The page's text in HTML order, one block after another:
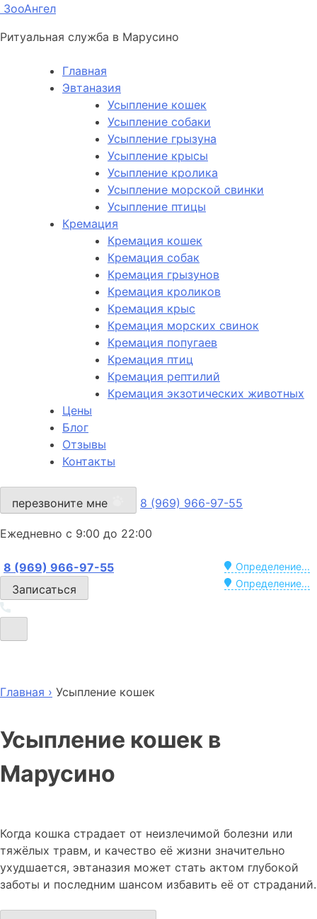
ЗооАнгел
Ритуальная служба в Марусино
Главная
Эвтаназия
Усыпление кошек
Усыпление собаки
Усыпление грызуна
Усыпление крысы
Усыпление кролика
Усыпление морской свинки
Усыпление птицы
Кремация
Кремация кошек
Кремация собак
Кремация грызунов
Кремация кроликов
Кремация крыс
Кремация морских свинок
Кремация попугаев
Кремация птиц
Кремация рептилий
Кремация экзотических животных
Цены
Блог
Отзывы
Контакты
перезвоните мне 8 (969) 966-97-55
Ежедневно с 9:00 до 22:00
Определение...
8 (969) 966-97-55
Определение...
Записаться
Главная › Усыпление кошек
Усыпление кошек в
Марусино
Когда кошка страдает от неизлечимой болезни или
тяжёлых травм, и качество её жизни значительно
ухудшается, эвтаназия может стать актом глубокой
заботы и последним шансом избавить её от страданий.